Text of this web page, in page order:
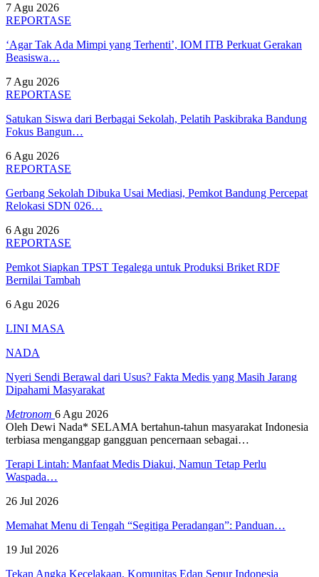
7 Agu 2026
REPORTASE
‘Agar Tak Ada Mimpi yang Terhenti’, IOM ITB Perkuat Gerakan
Beasiswa…
7 Agu 2026
REPORTASE
Satukan Siswa dari Berbagai Sekolah, Pelatih Paskibraka Bandung
Fokus Bangun…
6 Agu 2026
REPORTASE
Gerbang Sekolah Dibuka Usai Mediasi, Pemkot Bandung Percepat
Relokasi SDN 026…
6 Agu 2026
REPORTASE
Pemkot Siapkan TPST Tegalega untuk Produksi Briket RDF
Bernilai Tambah
6 Agu 2026
LINI MASA
NADA
Nyeri Sendi Berawal dari Usus? Fakta Medis yang Masih Jarang
Dipahami Masyarakat
Metronom 6 Agu 2026
Oleh Dewi Nada* SELAMA bertahun-tahun masyarakat Indonesia
terbiasa menganggap gangguan pencernaan sebagai…
Terapi Lintah: Manfaat Medis Diakui, Namun Tetap Perlu
Waspada…
26 Jul 2026
Memahat Menu di Tengah “Segitiga Peradangan”: Panduan…
19 Jul 2026
Tekan Angka Kecelakaan, Komunitas Edan Sepur Indonesia